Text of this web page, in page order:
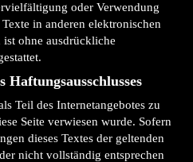
oder Verwendung
in anderen elektronischen
ohne ausdrückliche
Haftungsausschlusses
Teil des Internetangebotes zu
Seite verwiesen wurde. Sofern
dieses Textes der geltenden
nicht vollständig entsprechen